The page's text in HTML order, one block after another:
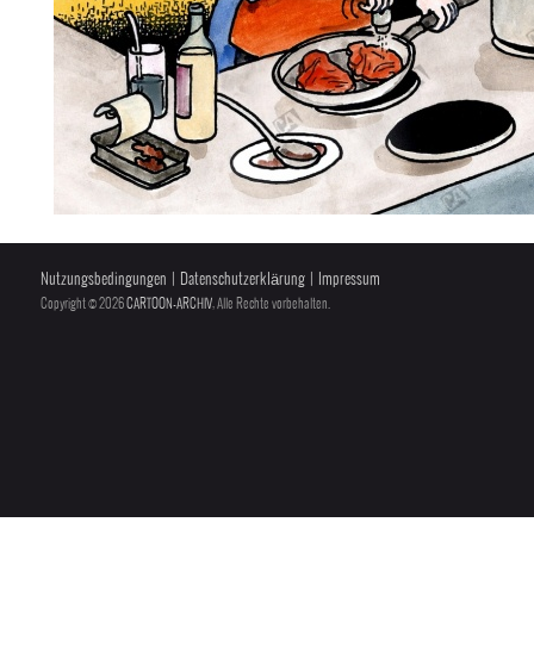
Nutzungsbedingungen Datenschutzerklärung Impressum
Copyright © 2026CARTOON-ARCHIV, Alle Rechte vorbehalten.